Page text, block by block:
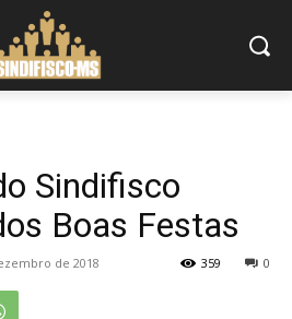
Sindifisco
Boas Festas
de 2018 0
359